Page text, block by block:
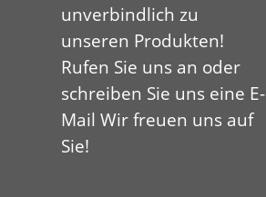
unverbindlich zu
unseren Produkten!
Rufen Sie uns an oder
schreiben Sie uns eine E-
Mail Wir freuen uns auf
Sie!